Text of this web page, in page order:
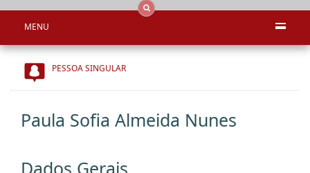
MENU
PESSOA SINGULAR
Paula Sofia Almeida Nunes
Dados Gerais